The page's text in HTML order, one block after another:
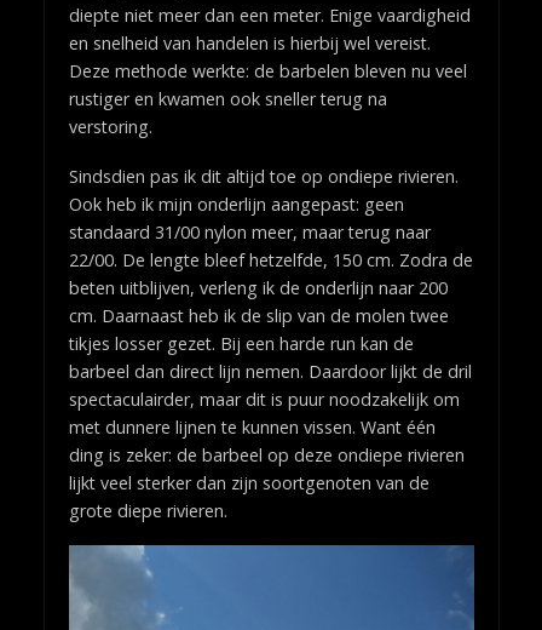
diepte niet meer dan een meter. Enige vaardigheid
en snelheid van handelen is hierbij wel vereist.
Deze methode werkte: de barbelen bleven nu veel
rustiger en kwamen ook sneller terug na
verstoring.
Sindsdien pas ik dit altijd toe op ondiepe rivieren.
Ook heb ik mijn onderlijn aangepast: geen
standaard 31/00 nylon meer, maar terug naar
22/00. De lengte bleef hetzelfde, 150 cm. Zodra de
beten uitblijven, verleng ik de onderlijn naar 200
cm. Daarnaast heb ik de slip van de molen twee
tikjes losser gezet. Bij een harde run kan de
barbeel dan direct lijn nemen. Daardoor lijkt de dril
spectaculairder, maar dit is puur noodzakelijk om
met dunnere lijnen te kunnen vissen. Want één
ding is zeker: de barbeel op deze ondiepe rivieren
lijkt veel sterker dan zijn soortgenoten van de
grote diepe rivieren.